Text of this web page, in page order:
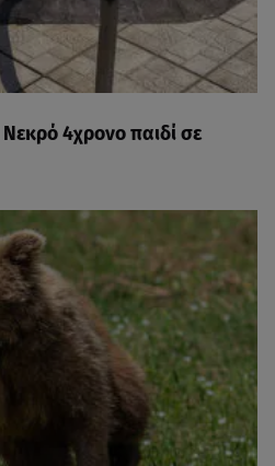
4χρονο παιδί σε